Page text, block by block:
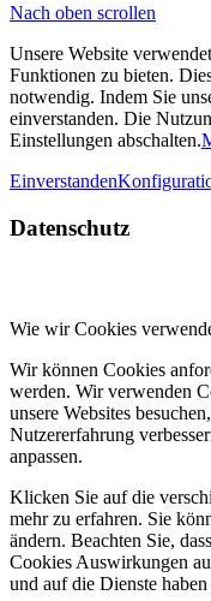
Nach oben scrollen
Unsere Website
Funktionen zu bieten.
notwendig. Indem Sie
einverstanden. Die
Einstellungen abschalten.
Einverstanden
Datenschutz
Wie wir Cookies
Wir können Cookies
werden. Wir verwenden
unsere Websites
Nutzererfahrung
anpassen.
Klicken Sie auf die
mehr zu erfahren. Sie
ändern. Beachten Sie,
Cookies Auswirkungen
und auf die Dienste